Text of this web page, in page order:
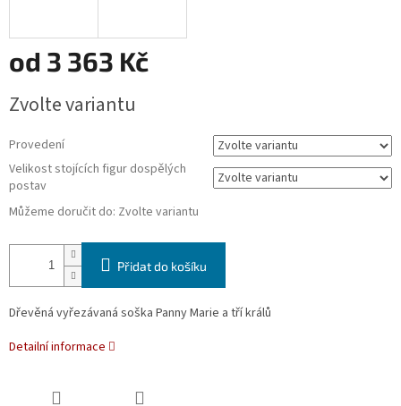
od 3 363 Kč
cena:
Zvolte variantu
Provedení
Velikost stojících figur dospělých
postav
Můžeme doručit do: Zvolte variantu
Přidat do košíku
Dřevěná vyřezávaná soška Panny Marie a tří králů
Detailní informace